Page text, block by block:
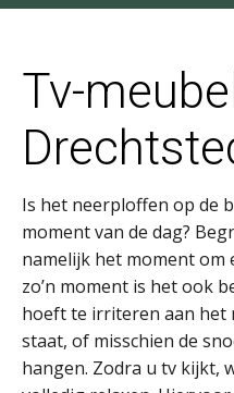
Tv-
Is het neerploffen op de
moment van de dag?
namelijk het moment om
zo’n moment is het ook
hoeft te irriteren aan het
staat, of misschien de
hangen. Zodra u tv kijkt,